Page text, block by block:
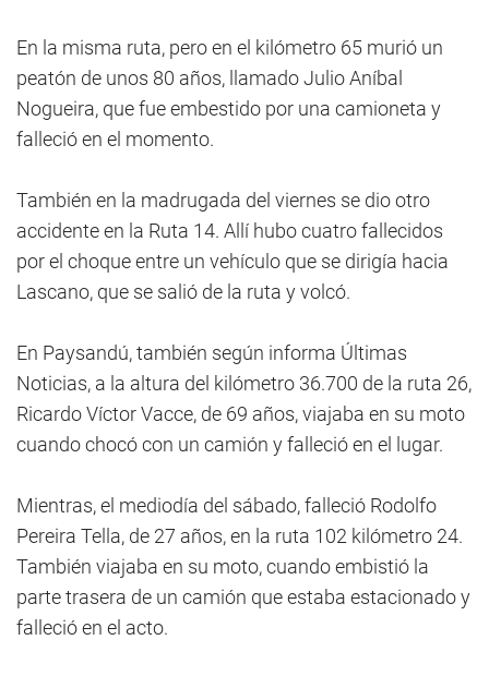
En la misma ruta, pero en el kilómetro 65 murió un
peatón de unos 80 años, llamado Julio Aníbal
Nogueira, que fue embestido por una camioneta y
falleció en el momento.
También en la madrugada del viernes se dio otro
accidente en la Ruta 14. Allí hubo cuatro fallecidos
por el choque entre un vehículo que se dirigía hacia
Lascano, que se salió de la ruta y volcó.
En Paysandú, también según informa Últimas
Noticias, a la altura del kilómetro 36.700 de la ruta 26,
Ricardo Víctor Vacce, de 69 años, viajaba en su moto
cuando chocó con un camión y falleció en el lugar.
Mientras, el mediodía del sábado, falleció Rodolfo
Pereira Tella, de 27 años, en la ruta 102 kilómetro 24.
También viajaba en su moto, cuando embistió la
parte trasera de un camión que estaba estacionado y
falleció en el acto.